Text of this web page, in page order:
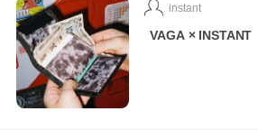
instant
VAGA × INSTANT